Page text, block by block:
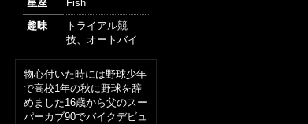
星座
Fish
趣味
トライアル競
技、オートバイ
物心付いた時には野球少年
で高校1年の秋に野球を辞
めました16歳から父のスー
パーカブ90でバイクデビュ